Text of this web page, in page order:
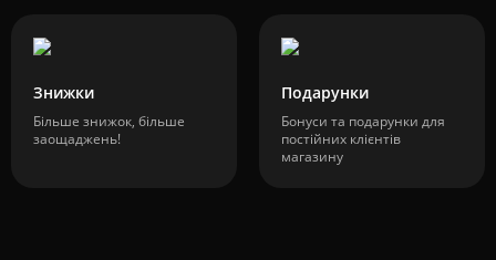
Знижки
Більше знижок, більше
заощаджень!
Подарунки
Бонуси та подарунки для
постійних клієнтів
магазину